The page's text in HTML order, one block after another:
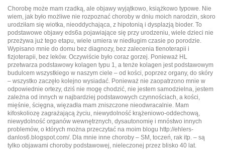
Chorobę może mam rzadką, ale objawy wyjątkowo, książkowo typowe. Nie
wiem, jak było możliwe nie rozpoznać choroby w dniu moich narodzin, skoro
urodziłam się wiotka, nieoddychająca, z hipotonią i dysplazją bioder. To
podstawowe objawy eds6a pojawiające się przy urodzeniu, wiele dzieci nie
przeżywa już tego etapu, wiele umiera w niedługim czasie po porodzie.
Wypisano mnie do domu bez diagnozy, bez zalecenia tlenoterapii i
fizjoterapii, bez leków. Oczywiście było coraz gorzej. Ponieważ HL
przetwarza podstawowy kolagen typu 1, a tenże kolagen jest podstawowym
budulcem wszystkiego w naszym ciele – od kości, poprzez organy, do skóry
– wszystko zaczęło kolejno wysiadać. Ponieważ nie zaopatrzono mnie w
odpowiednie ortezy, dziś nie mogę chodzić, nie jestem samodzielna, jestem
zależna od innych w najbardziej podstawowych czynnościach, a kości,
mięśnie, ścięgna, więzadła mam zniszczone nieodwracalnie. Mam
kifoskoliozę zagrażającą życiu, niewydolność krążeniowo-oddechową,
niewydolność organów wewnętrznych, dysautonomię i mnóstwo innych
problemów, o których można przeczytać na moim blogu http://ehlers-
danlos6.blogspot.com/. Dla mnie inne choroby – SM, toczeń, rak itp. – są
tylko objawami choroby podstawowej, nieleczonej przez blisko 40 lat.